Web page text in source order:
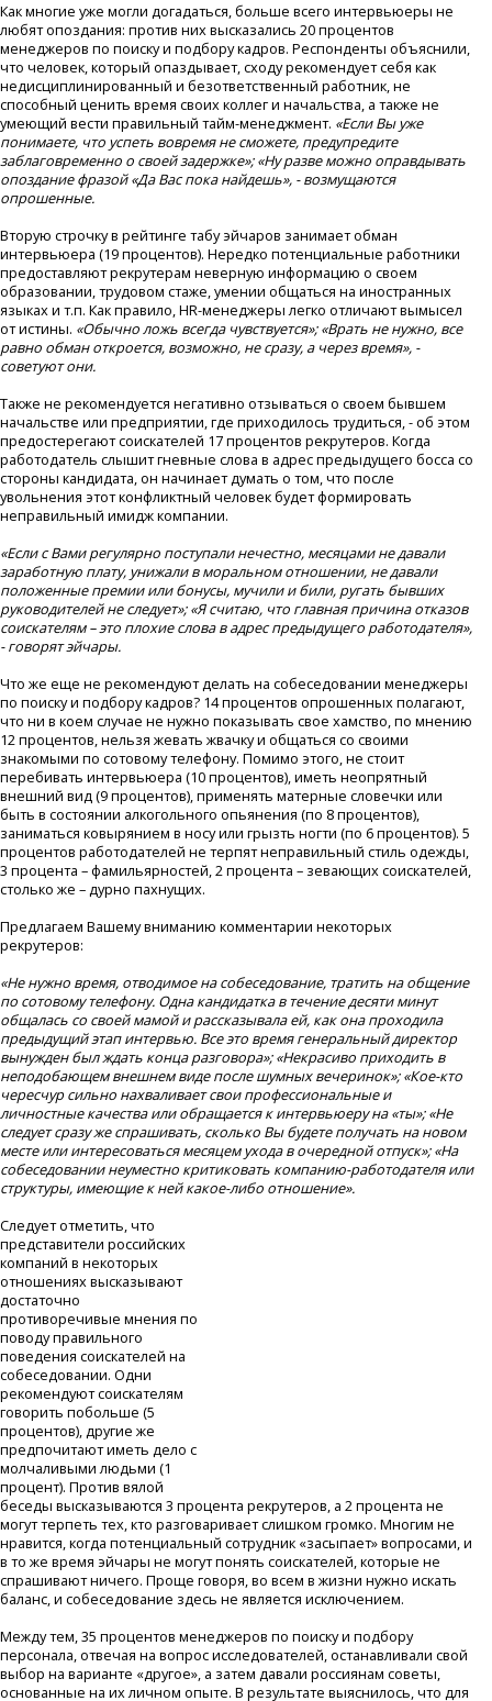
Как многие уже могли догадаться, больше всего интервьюеры не
любят опоздания: против них высказались 20 процентов
менеджеров по поиску и подбору кадров. Респонденты объяснили,
что человек, который опаздывает, сходу рекомендует себя как
недисциплинированный и безответственный работник, не
способный ценить время своих коллег и начальства, а также не
умеющий вести правильный тайм-менеджмент. «Если Вы уже
понимаете, что успеть вовремя не сможете, предупредите
заблаговременно о своей задержке»; «Ну разве можно оправдывать
опоздание фразой «Да Вас пока найдешь», - возмущаются
опрошенные.
Вторую строчку в рейтинге табу эйчаров занимает обман
интервьюера (19 процентов). Нередко потенциальные работники
предоставляют рекрутерам неверную информацию о своем
образовании, трудовом стаже, умении общаться на иностранных
языках и т.п. Как правило, HR-менеджеры легко отличают вымысел
от истины. «Обычно ложь всегда чувствуется»; «Врать не нужно, все
равно обман откроется, возможно, не сразу, а через время», -
советуют они.
Также не рекомендуется негативно отзываться о своем бывшем
начальстве или предприятии, где приходилось трудиться, - об этом
предостерегают соискателей 17 процентов рекрутеров. Когда
работодатель слышит гневные слова в адрес предыдущего босса со
стороны кандидата, он начинает думать о том, что после
увольнения этот конфликтный человек будет формировать
неправильный имидж компании.
«Если с Вами регулярно поступали нечестно, месяцами не давали
заработную плату, унижали в моральном отношении, не давали
положенные премии или бонусы, мучили и били, ругать бывших
руководителей не следует»; «Я считаю, что главная причина отказов
соискателям – это плохие слова в адрес предыдущего работодателя»,
- говорят эйчары.
Что же еще не рекомендуют делать на собеседовании менеджеры
по поиску и подбору кадров? 14 процентов опрошенных полагают,
что ни в коем случае не нужно показывать свое хамство, по мнению
12 процентов, нельзя жевать жвачку и общаться со своими
знакомыми по сотовому телефону. Помимо этого, не стоит
перебивать интервьюера (10 процентов), иметь неопрятный
внешний вид (9 процентов), применять матерные словечки или
быть в состоянии алкогольного опьянения (по 8 процентов),
заниматься ковырянием в носу или грызть ногти (по 6 процентов). 5
процентов работодателей не терпят неправильный стиль одежды,
3 процента – фамильярностей, 2 процента – зевающих соискателей,
столько же – дурно пахнущих.
Предлагаем Вашему вниманию комментарии некоторых
рекрутеров:
«Не нужно время, отводимое на собеседование, тратить на общение
по сотовому телефону. Одна кандидатка в течение десяти минут
общалась со своей мамой и рассказывала ей, как она проходила
предыдущий этап интервью. Все это время генеральный директор
вынужден был ждать конца разговора»; «Некрасиво приходить в
неподобающем внешнем виде после шумных вечеринок»; «Кое-кто
чересчур сильно нахваливает свои профессиональные и
личностные качества или обращается к интервьюеру на «ты»; «Не
следует сразу же спрашивать, сколько Вы будете получать на новом
месте или интересоваться месяцем ухода в очередной отпуск»; «На
собеседовании неуместно критиковать компанию-работодателя или
структуры, имеющие к ней какое-либо отношение».
Следует отметить, что
представители российских
компаний в некоторых
отношениях высказывают
достаточно
противоречивые мнения по
поводу правильного
поведения соискателей на
собеседовании. Одни
рекомендуют соискателям
говорить побольше (5
процентов), другие же
предпочитают иметь дело с
молчаливыми людьми (1
процент). Против вялой
беседы высказываются 3 процента рекрутеров, а 2 процента не
могут терпеть тех, кто разговаривает слишком громко. Многим не
нравится, когда потенциальный сотрудник «засыпает» вопросами, и
в то же время эйчары не могут понять соискателей, которые не
спрашивают ничего. Проще говоря, во всем в жизни нужно искать
баланс, и собеседование здесь не является исключением.
Между тем, 35 процентов менеджеров по поиску и подбору
персонала, отвечая на вопрос исследователей, останавливали свой
выбор на варианте «другое», а затем давали россиянам советы,
основанные на их личном опыте. В результате выяснилось, что для